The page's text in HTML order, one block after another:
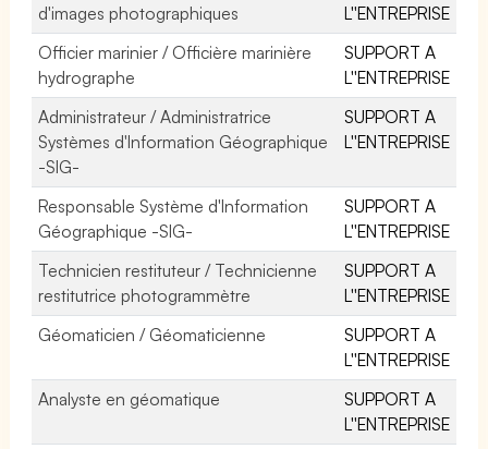
d'images photographiques
L''ENTREPRISE
Officier marinier / Officière marinière
hydrographe
SUPPORT A
L''ENTREPRISE
Administrateur / Administratrice
Systèmes d'Information Géographique
-SIG-
SUPPORT A
L''ENTREPRISE
Responsable Système d'Information
Géographique -SIG-
SUPPORT A
L''ENTREPRISE
Technicien restituteur / Technicienne
restitutrice photogrammètre
SUPPORT A
L''ENTREPRISE
Géomaticien / Géomaticienne
SUPPORT A
L''ENTREPRISE
Analyste en géomatique
SUPPORT A
L''ENTREPRISE